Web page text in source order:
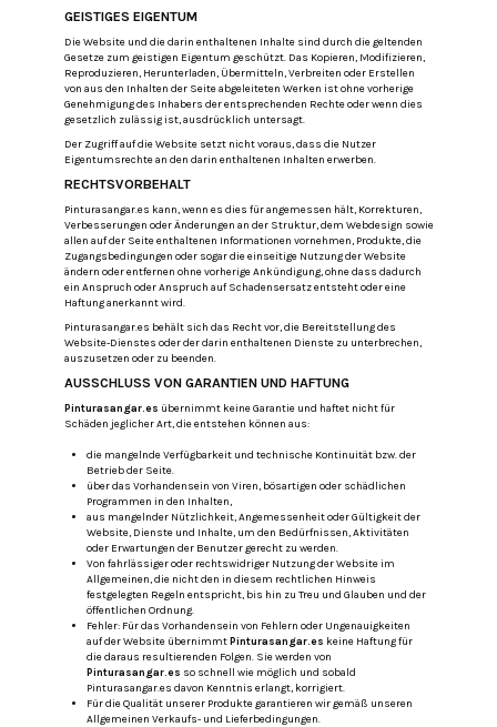
GEISTIGES EIGENTUM
Die Website und die darin enthaltenen Inhalte sind durch die geltenden
Gesetze zum geistigen Eigentum geschützt. Das Kopieren, Modifizieren,
Reproduzieren, Herunterladen, Übermitteln, Verbreiten oder Erstellen
von aus den Inhalten der Seite abgeleiteten Werken ist ohne vorherige
Genehmigung des Inhabers der entsprechenden Rechte oder wenn dies
gesetzlich zulässig ist, ausdrücklich untersagt.
Der Zugriff auf die Website setzt nicht voraus, dass die Nutzer
Eigentumsrechte an den darin enthaltenen Inhalten erwerben.
RECHTSVORBEHALT
Pinturasangar.es kann, wenn es dies für angemessen hält, Korrekturen,
Verbesserungen oder Änderungen an der Struktur, dem Webdesign sowie
allen auf der Seite enthaltenen Informationen vornehmen, Produkte, die
Zugangsbedingungen oder sogar die einseitige Nutzung der Website
ändern oder entfernen ohne vorherige Ankündigung, ohne dass dadurch
ein Anspruch oder Anspruch auf Schadensersatz entsteht oder eine
Haftung anerkannt wird.
Pinturasangar.es behält sich das Recht vor, die Bereitstellung des
Website-Dienstes oder der darin enthaltenen Dienste zu unterbrechen,
auszusetzen oder zu beenden.
AUSSCHLUSS VON GARANTIEN UND HAFTUNG
Pinturasangar.es übernimmt keine Garantie und haftet nicht für
Schäden jeglicher Art, die entstehen können aus:
die mangelnde Verfügbarkeit und technische Kontinuität bzw. der
Betrieb der Seite.
über das Vorhandensein von Viren, bösartigen oder schädlichen
Programmen in den Inhalten,
aus mangelnder Nützlichkeit, Angemessenheit oder Gültigkeit der
Website, Dienste und Inhalte, um den Bedürfnissen, Aktivitäten
oder Erwartungen der Benutzer gerecht zu werden.
Von fahrlässiger oder rechtswidriger Nutzung der Website im
Allgemeinen, die nicht den in diesem rechtlichen Hinweis
festgelegten Regeln entspricht, bis hin zu Treu und Glauben und der
öffentlichen Ordnung.
Fehler: Für das Vorhandensein von Fehlern oder Ungenauigkeiten
auf der Website übernimmtPinturasangar.es keine Haftung für
die daraus resultierenden Folgen. Sie werden von
Pinturasangar.es so schnell wie möglich und sobald
Pinturasangar.es davon Kenntnis erlangt, korrigiert.
Für die Qualität unserer Produkte garantieren wir gemäß unseren
Allgemeinen Verkaufs- und Lieferbedingungen.